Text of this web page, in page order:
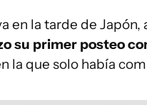
en la tarde de Japón,
su primer posteo
la que solo había